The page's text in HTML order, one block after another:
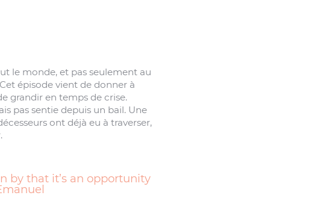
le monde, et pas seulement au
épisode vient de donner à
grandir en temps de crise.
pas sentie depuis un bail. Une
ont déjà eu à traverser,
by that it’s an opportunity